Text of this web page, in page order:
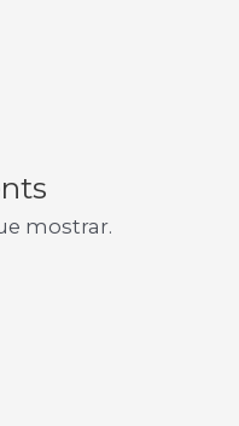
mostrar.